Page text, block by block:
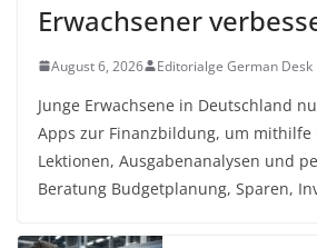
Erwachsener
August 6, 2026 Editorialge German Desk
Junge Erwachsene in Deutschland
Apps zur Finanzbildung, um
Lektionen, Ausgabenanalysen und
Beratung Budgetplanung, Sparen,